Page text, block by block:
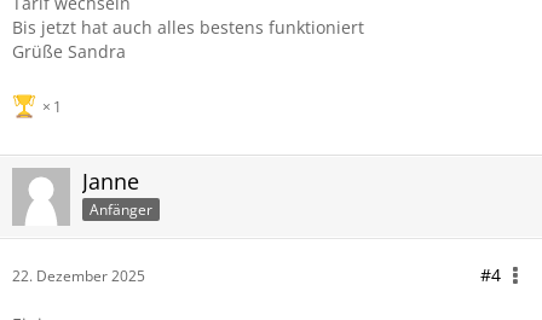
Bis jetzt hat auch alles bestens funktioniert
Grüße Sandra
1
Janne
Anfänger
22. Dezember 2025 #4